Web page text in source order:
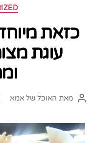
כזאת
עוגת
המחבר
מאת האוכל של אמא